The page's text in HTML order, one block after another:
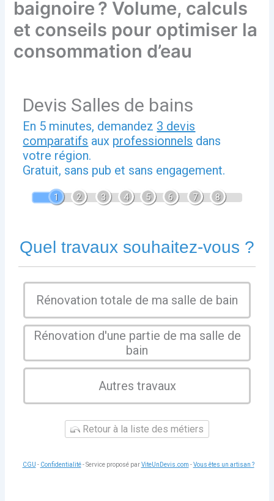
baignoire ? Volume, calculs
et conseils pour optimiser la
consommation d’eau
Devis Salles de bains
En 5 minutes, demandez 3 devis
comparatifs aux professionnels dans
votre région.
Gratuit, sans pub et sans engagement.
1 2 3 4 5 6 7 8
Quel travaux souhaitez-vous ?
Rénovation totale de ma salle de bain
Rénovation d'une partie de ma salle de
bain
Autres travaux
Retour à la liste des métiers
CGU - Confidentialité- Service proposé parViteUnDevis.com -Vous êtes un artisan ?